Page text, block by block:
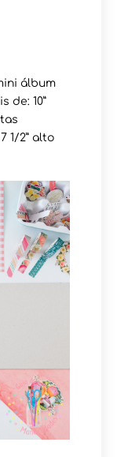
álbum
de: 10”
1/2” alto